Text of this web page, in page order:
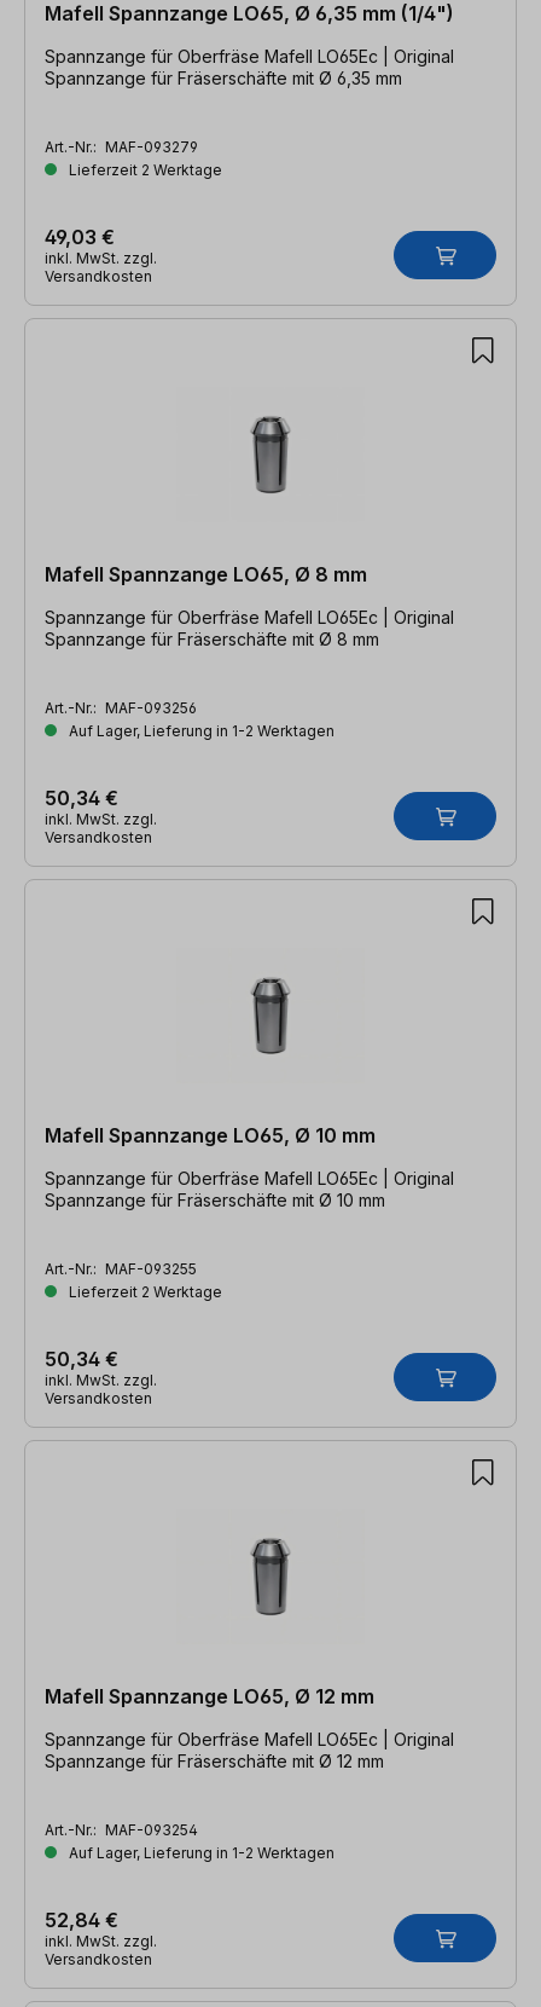
Mafell Spannzange LO65, Ø 6,35 mm (1/4")
Spannzange für Oberfräse Mafell LO65Ec | Original
Spannzange für Fräserschäfte mit Ø 6,35 mm
Art.-Nr.: MAF-093279
Lieferzeit 2 Werktage
49,03 €
inkl. MwSt. zzgl.
Versandkosten
Mafell Spannzange LO65, Ø 8 mm
Spannzange für Oberfräse Mafell LO65Ec | Original
Spannzange für Fräserschäfte mit Ø 8 mm
Art.-Nr.: MAF-093256
Auf Lager, Lieferung in 1-2 Werktagen
50,34 €
inkl. MwSt. zzgl.
Versandkosten
Mafell Spannzange LO65, Ø 10 mm
Spannzange für Oberfräse Mafell LO65Ec | Original
Spannzange für Fräserschäfte mit Ø 10 mm
Art.-Nr.: MAF-093255
Lieferzeit 2 Werktage
50,34 €
inkl. MwSt. zzgl.
Versandkosten
Mafell Spannzange LO65, Ø 12 mm
Spannzange für Oberfräse Mafell LO65Ec | Original
Spannzange für Fräserschäfte mit Ø 12 mm
Art.-Nr.: MAF-093254
Auf Lager, Lieferung in 1-2 Werktagen
52,84 €
inkl. MwSt. zzgl.
Versandkosten